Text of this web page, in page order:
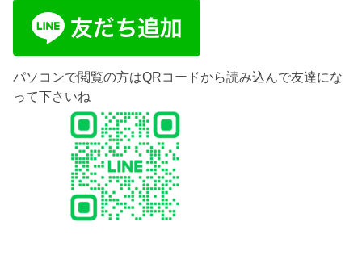
パソコンで閲覧の方はQRコードから読み込んで友達にな
って下さいね